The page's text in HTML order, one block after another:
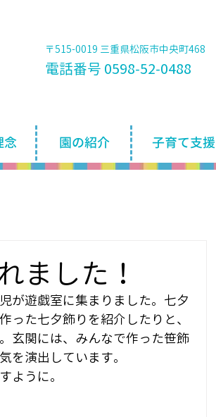
〒515-0019 三重県松阪市中央町468
電話番号 0598-52-0488
念 園の紹介 子育て支援
ました！
が遊戯室に集まりました。七夕
った七夕飾りを紹介したりと、
玄関には、みんなで作った笹飾
を演出しています。
ように。